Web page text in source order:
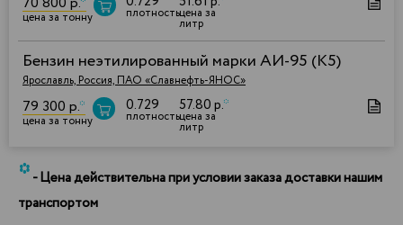
цена за тонну плотностьцена за
литр
Бензин неэтилированный марки АИ-95 (К5)
Ярославль, Россия, ПАО «Славнефть-ЯНОС»
79 300 р.*
цена за тонну
0.729
плотность
57.80 р.*
цена за
литр
*- Цена действительна при условии заказа доставки нашим
транспортом